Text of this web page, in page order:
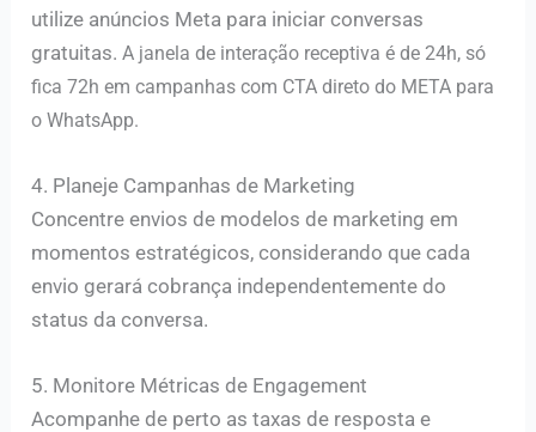
utilize anúncios Meta para iniciar conversas
gratuitas.A janela de interação receptiva é de 24h, só
fica 72h em campanhas com CTA direto do META para
o WhatsApp.
4. Planeje Campanhas de Marketing
Concentre envios de modelos de marketing em
momentos estratégicos, considerando que cada
envio gerará cobrança independentemente do
status da conversa.
5. Monitore Métricas de Engagement
Acompanhe de perto as taxas de resposta e